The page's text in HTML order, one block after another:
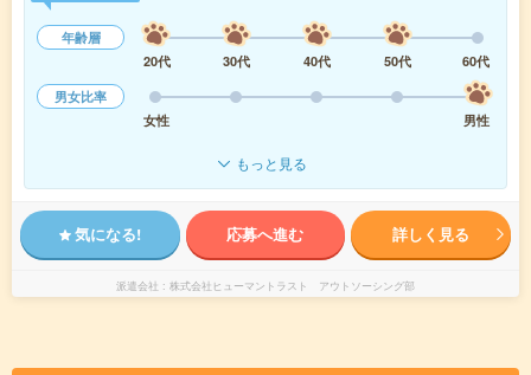
年齢層
20代
30代 40代 50代
60代
男女比率
女性
男性
もっと見る
気になる! 応募へ進む 詳しく見る
派遣会社 株式会社ヒューマントラスト アウトソーシング部